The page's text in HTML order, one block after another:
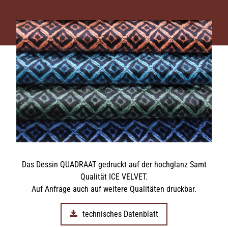
Das Dessin QUADRAAT gedruckt auf der hochglanz Samt
Qualität ICE VELVET.
Auf Anfrage auch auf weitere Qualitäten druckbar.
technisches Datenblatt